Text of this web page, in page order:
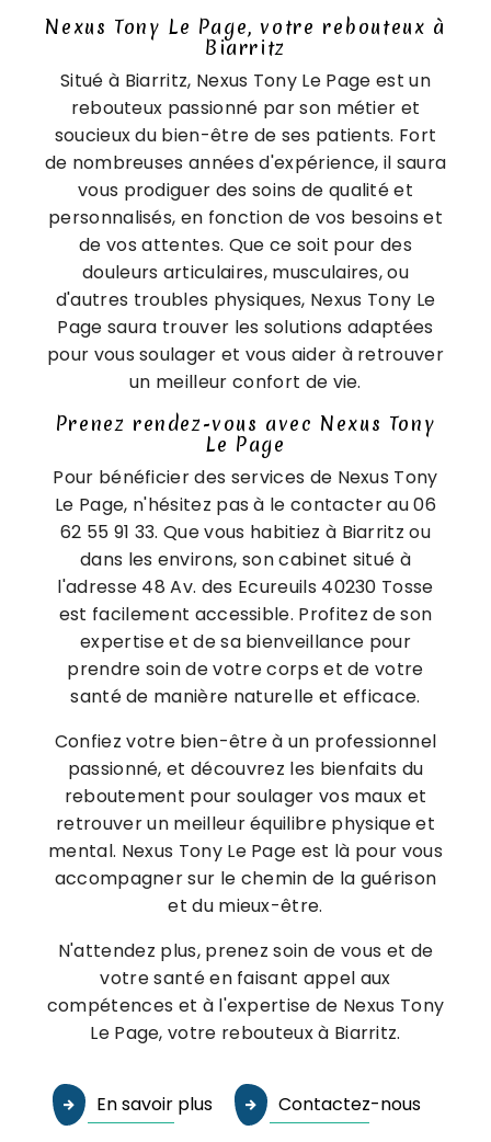
Nexus Tony Le Page, votre rebouteux à
Biarritz
Situé à Biarritz, Nexus Tony Le Page est un
rebouteux passionné par son métier et
soucieux du bien-être de ses patients. Fort
de nombreuses années d'expérience, il saura
vous prodiguer des soins de qualité et
personnalisés, en fonction de vos besoins et
de vos attentes. Que ce soit pour des
douleurs articulaires, musculaires, ou
d'autres troubles physiques, Nexus Tony Le
Page saura trouver les solutions adaptées
pour vous soulager et vous aider à retrouver
un meilleur confort de vie.
Prenez rendez-vous avec Nexus Tony
Le Page
Pour bénéficier des services de Nexus Tony
Le Page, n'hésitez pas à le contacter au 06
62 55 91 33. Que vous habitiez à Biarritz ou
dans les environs, son cabinet situé à
l'adresse 48 Av. des Ecureuils 40230 Tosse
est facilement accessible. Profitez de son
expertise et de sa bienveillance pour
prendre soin de votre corps et de votre
santé de manière naturelle et efficace.
Confiez votre bien-être à un professionnel
passionné, et découvrez les bienfaits du
reboutement pour soulager vos maux et
retrouver un meilleur équilibre physique et
mental. Nexus Tony Le Page est là pour vous
accompagner sur le chemin de la guérison
et du mieux-être.
N'attendez plus, prenez soin de vous et de
votre santé en faisant appel aux
compétences et à l'expertise de Nexus Tony
Le Page, votre rebouteux à Biarritz.
En savoir plus Contactez-nous